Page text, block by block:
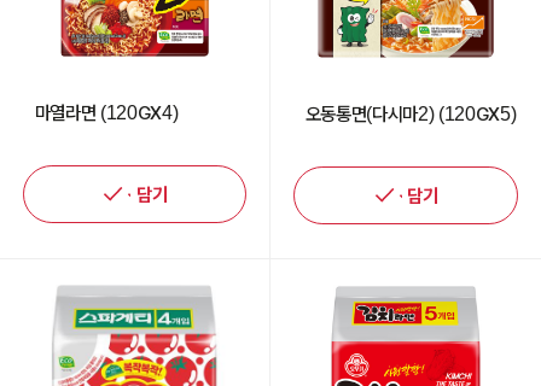
마열라면 (120GX4)
담기
오동통면(다시마2) (120GX5)
담기